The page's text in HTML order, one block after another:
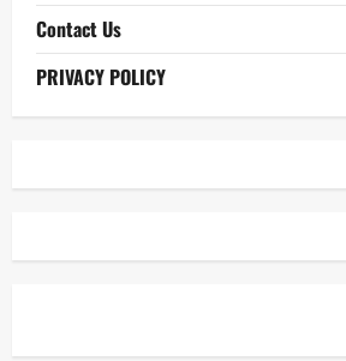
Contact Us
PRIVACY POLICY